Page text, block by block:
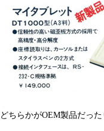
どちらかがOEM製品だった